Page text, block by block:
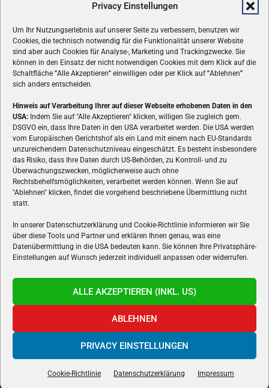
Privacy Einstellungen
Um Ihr Nutzungserlebnis auf unserer Seite zu verbessern, benutzen wir
Cookies, die technisch notwendig für die Funktionalität unserer Website
sind aber auch Cookies für Analyse-, Marketing und Trackingzwecke. Sie
können in den Einsatz der nicht notwendigen Cookies mit dem Klick auf die
Schaltfläche "Alle Akzeptieren" einwilligen oder per Klick auf"Ablehnen"
sich anders entscheiden.
Hinweis auf Verarbeitung Ihrer auf dieser Webseite erhobenen Daten in den
USA: Indem Sie auf "Alle Akzeptieren" klicken, willigen Sie zugleich gem.
DSGVO ein, dass Ihre Daten in den USA verarbeitet werden. Die USA werden
vom Europäischen Gerichtshof als ein Land mit einem nach EU-Standards
unzureichendem Datenschutzniveau eingeschätzt. Es besteht insbesondere
das Risiko, dass Ihre Daten durch US-Behörden, zu Kontroll- und zu
Überwachungszwecken, möglicherweise auch ohne
Rechtsbehelfsmöglichkeiten, verarbeitet werden können. Wenn Sie auf
"Ablehnen" klicken, findet die vorgehend beschriebene Übermittlung nicht
statt.
In unserer Datenschutzerklärung und Cookie-Richtlinie informieren wir Sie
über diese Tools und Partner und erklären Ihnen genau, was eine
Datenübermittlung in die USA bedeuten kann. Sie können Ihre Privatsphäre-
Einstellungen auf Wunsch jederzeit individuell anpassen oder widerrufen.
ALLE AKZEPTIEREN (INKL. US)
ABLEHNEN
PRIVACY EINSTELLUNGEN
Cookie-Richtlinie Datenschutzerklärung Impressum
ÜBER UNS
VON GAMERN, FÜR GAMER! Gamers.at ist das älteste Online-
Spielemagazin Österreichs und bringt täglich aktuelle News,
Reviews und Videos zu PC- und Konsolenspielen, Gaming-
Hardware und aus der Welt des e-Sport's.
FOLGE UNS
powered byoverclockers.at